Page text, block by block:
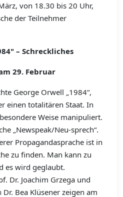
von 18.30 bis 20 Uhr,
der Teilnehmer
– Schreckliches
29. Februar
George Orwell „1984“,
einen totalitären Staat. In
Weise manipuliert.
„Newspeak/Neu-sprech“.
Propagandasprache ist in
zu finden. Man kann zu
es wird geglaubt.
Dr. Joachim Grzega und
Bea Klüsener zeigen am